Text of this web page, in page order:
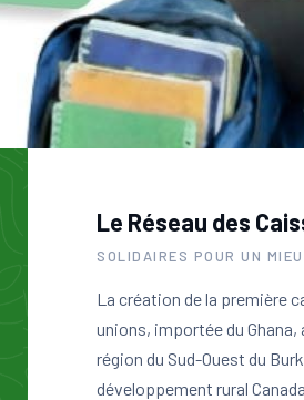
Le Réseau des
SOLIDAIRES POUR UN
La création de la première
unions, importée du Ghana,
région du Sud-Ouest du
développement rural